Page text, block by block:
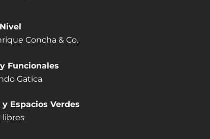
Concha & Co.
Funcionales
Gatica
Espacios Verdes
libres